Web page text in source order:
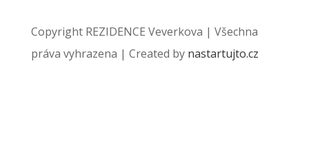
Copyright REZIDENCE Veverkova | Všechna
práva vyhrazena | Created by nastartujto.cz